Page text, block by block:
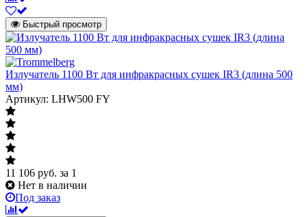
Быстрый просмотр
Излучатель 1100 Вт для инфракрасных сушек IR3 (длина 500
мм)
Артикул: LHW500 FY
11 106 руб. за 1
Нет в наличии
Под заказ